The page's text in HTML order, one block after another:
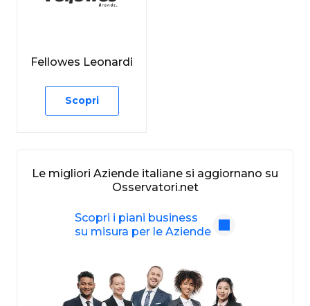
Le migliori Aziende italiane si aggiornano su
Osservatori.net
Scopri i piani business
su misura per le Aziende
Fellowes Leonardi
Scopri